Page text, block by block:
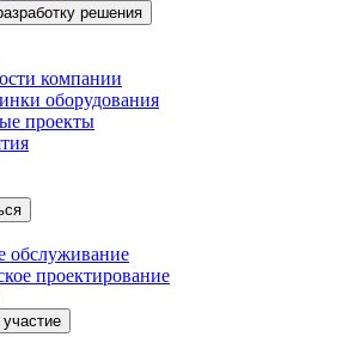
решения
компании
оборудования
проекты
обслуживание
проектирование